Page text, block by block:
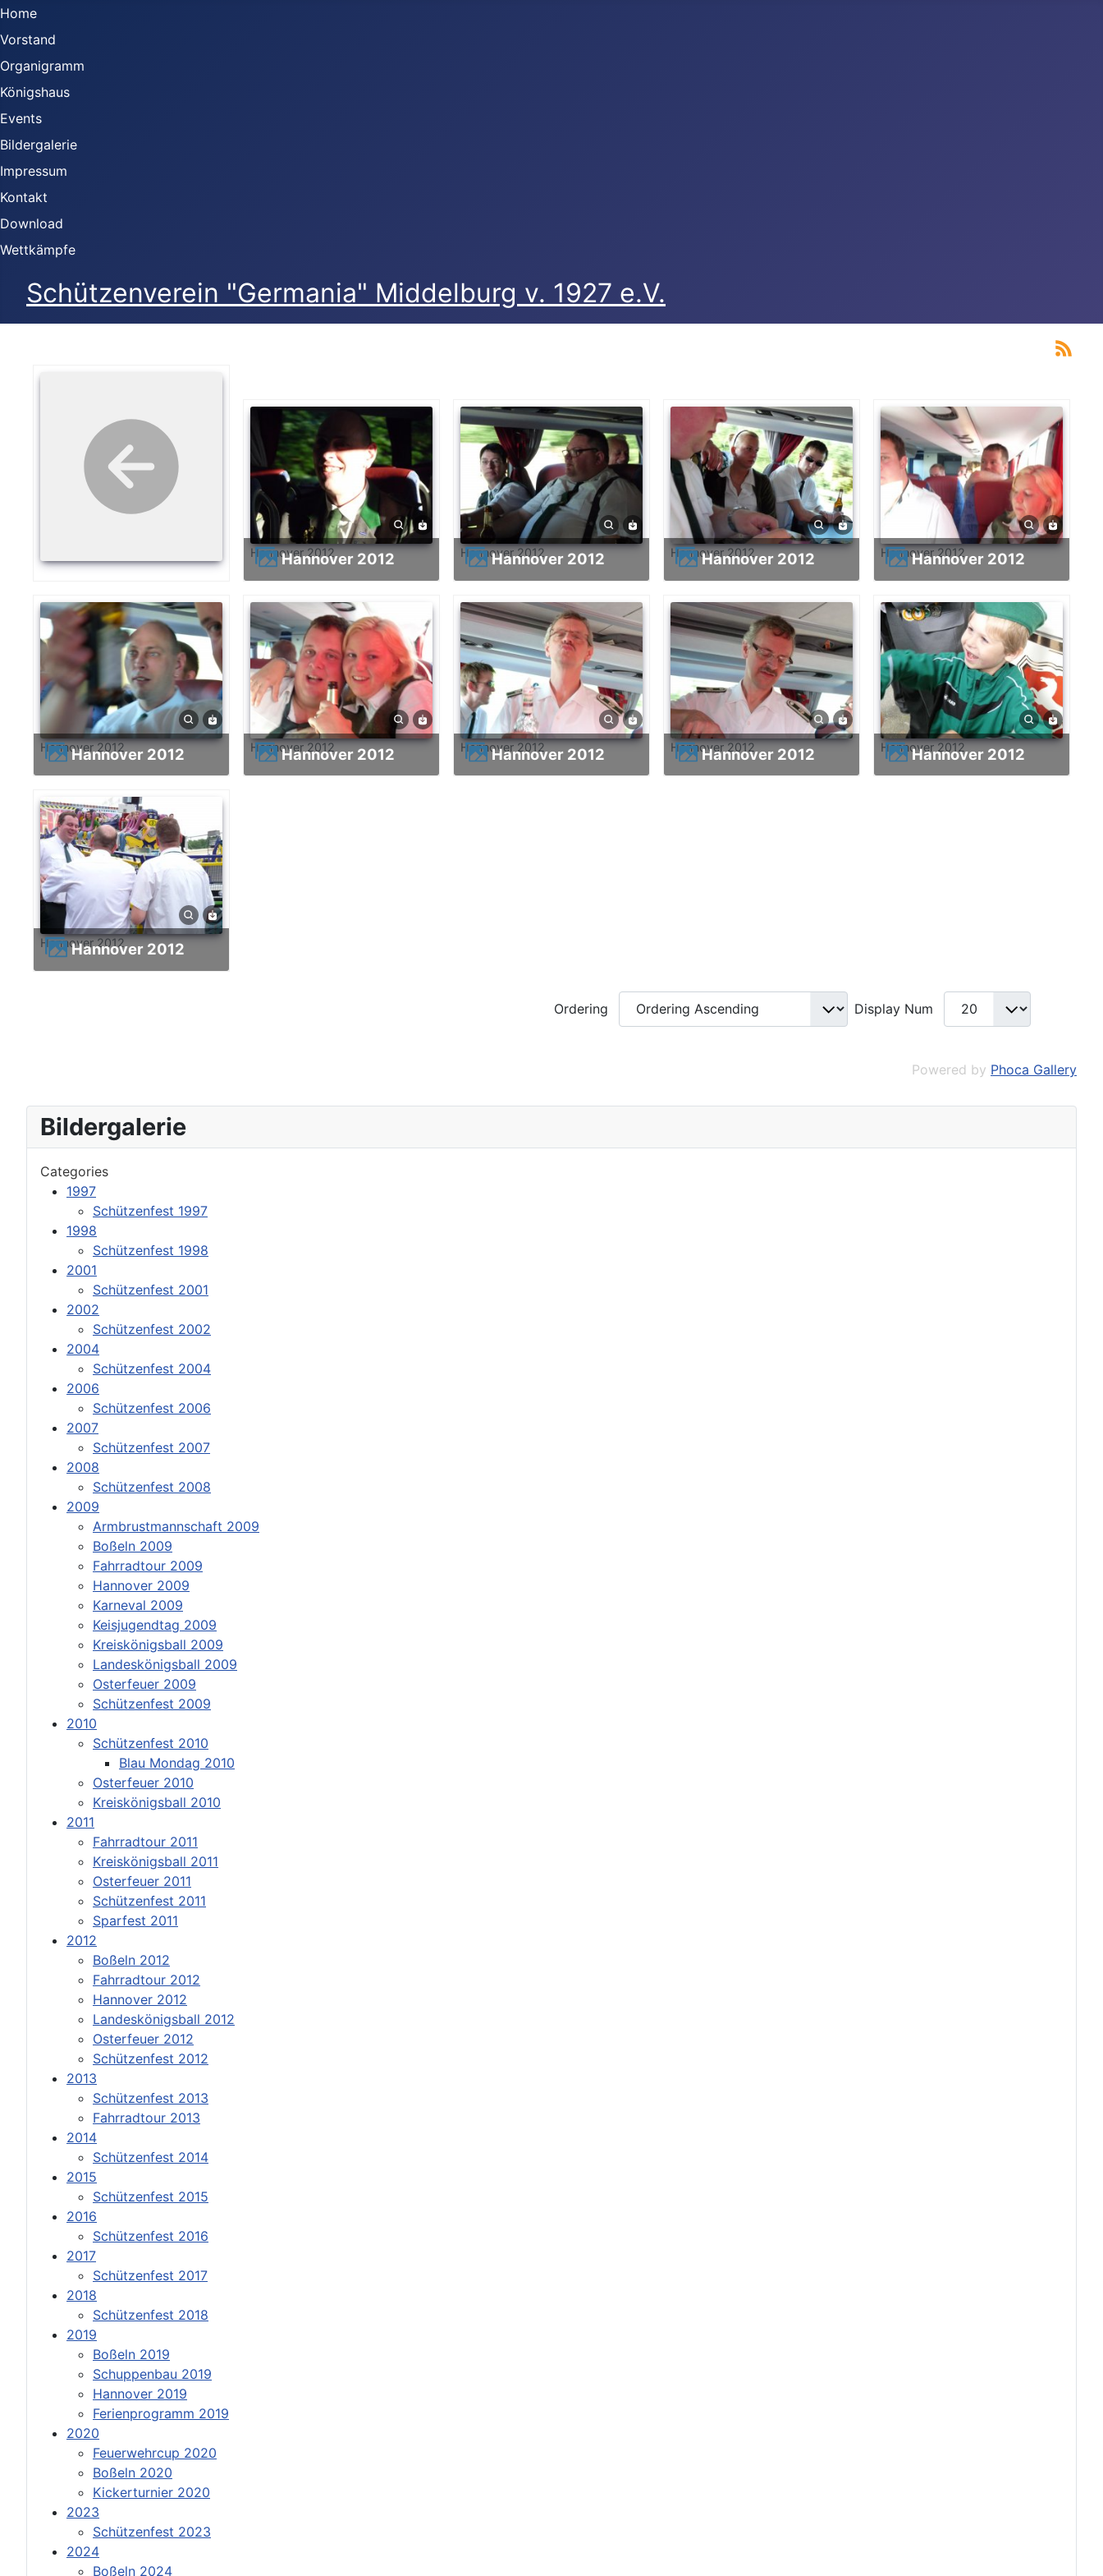
Home
Vorstand
Organigramm
Königshaus
Events
Bildergalerie
Impressum
Kontakt
Download
Wettkämpfe
Schützenverein "Germania" Middelburg v. 1927 e.V.
Bildergalerie
Categories
1997
Schützenfest 1997
1998
Schützenfest 1998
2001
Schützenfest 2001
2002
Schützenfest 2002
2004
Schützenfest 2004
2006
Schützenfest 2006
2007
Schützenfest 2007
2008
Schützenfest 2008
2009
Armbrustmannschaft 2009
Boßeln 2009
Fahrradtour 2009
Hannover 2009
Karneval 2009
Keisjugendtag 2009
Kreiskönigsball 2009
Landeskönigsball 2009
Osterfeuer 2009
Schützenfest 2009
2010
Schützenfest 2010
Blau Mondag 2010
Osterfeuer 2010
Kreiskönigsball 2010
2011
Fahrradtour 2011
Kreiskönigsball 2011
Osterfeuer 2011
Schützenfest 2011
Sparfest 2011
2012
Boßeln 2012
Fahrradtour 2012
Hannover 2012
Landeskönigsball 2012
Osterfeuer 2012
Schützenfest 2012
2013
Schützenfest 2013
Fahrradtour 2013
2014
Schützenfest 2014
2015
Schützenfest 2015
2016
Schützenfest 2016
2017
Schützenfest 2017
2018
Schützenfest 2018
2019
Boßeln 2019
Schuppenbau 2019
Hannover 2019
Ferienprogramm 2019
2020
Feuerwehrcup 2020
Boßeln 2020
Kickerturnier 2020
2023
Schützenfest 2023
2024
Boßeln 2024
Hannover 2012Hannover 2012 Hannover 2012Hannover 2012 Hannover 2012Hannover 2012 Hannover 2012Hannover 2012
Hannover 2012Hannover 2012 Hannover 2012Hannover 2012 Hannover 2012Hannover 2012 Hannover 2012Hannover 2012 Hannover 2012Hannover 2012
Hannover 2012Hannover 2012
Ordering Display Num
Powered by Phoca Gallery